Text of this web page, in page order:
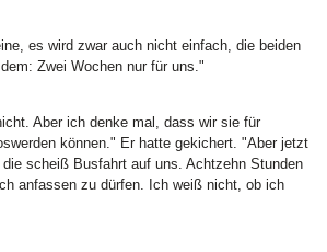
es wird zwar auch nicht einfach, die beiden
Zwei Wochen nur für uns."
Aber ich denke mal, dass wir sie für
können." Er hatte gekichert. "Aber jetzt
scheiß Busfahrt auf uns. Achtzehn Stunden
anfassen zu dürfen. Ich weiß nicht, ob ich